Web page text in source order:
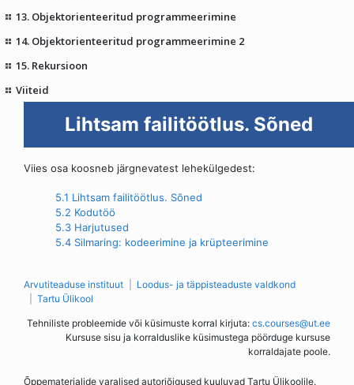
13. Objektorienteeritud programmeerimine
14. Objektorienteeritud programmeerimine 2
15. Rekursioon
Viiteid
Lihtsam failitöötlus. Sõned
Viies osa koosneb järgnevatest lehekülgedest:
5.1 Lihtsam failitöötlus. Sõned
5.2 Kodutöö
5.3 Harjutused
5.4 Silmaring: kodeerimine ja krüpteerimine
Arvutiteaduse instituut
Loodus- ja täppisteaduste valdkond
Tartu Ülikool
Tehniliste probleemide või küsimuste korral kirjuta: cs.courses@ut.ee
Kursuse sisu ja korralduslike küsimustega pöörduge kursuse
korraldajate poole.
Õppematerjalide varalised autoriõigused kuuluvad Tartu Ülikoolile.